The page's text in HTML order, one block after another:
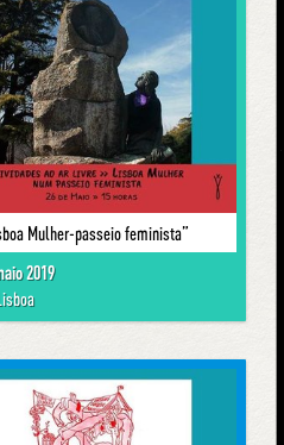
Mulher-passeio feminista”
2019